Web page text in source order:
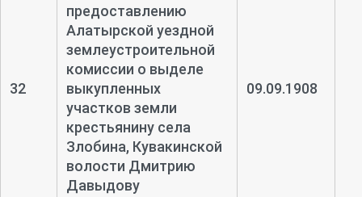
32
предоставлению
Алатырской уездной
землеустроительной
комиссии о выделе
выкупленных
участков земли
крестьянину села
Злобина, Кувакинской
волости Дмитрию
Давыдову
09.09.1908